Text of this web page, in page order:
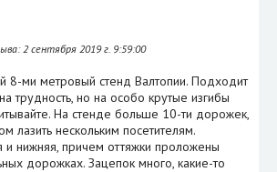
2 сентября 2019 г. 9:59:00
8-ми метровый стенд Валтопии. Подходит
трудность, но на особо крутые изгибы
На стенде больше 10-ти дорожек,
лазить нескольким посетителям.
и нижняя, причем оттяжки проложены
дорожках. Зацепок много, какие-то